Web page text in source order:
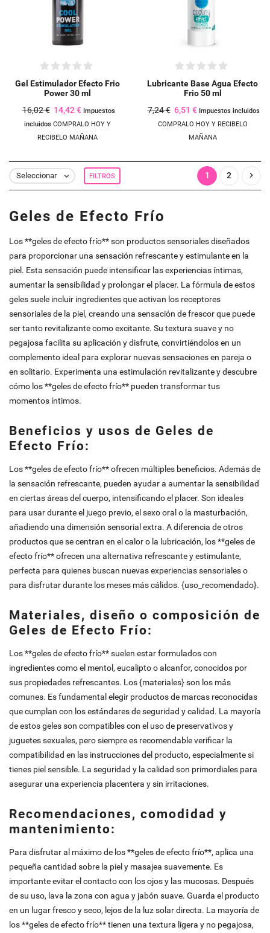
Gel Estimulador Efecto Frio
Power 30 ml
16,02 € 14,42 € Impuestos
incluidos COMPRALO HOY Y
RECIBELO MAÑANA
Lubricante Base Agua Efecto
Frio 50 ml
7,24 € 6,51 € Impuestos incluidos
COMPRALO HOY Y RECIBELO
MAÑANA
Seleccionar  FILTROS 1 2 
Geles de Efecto Frío
Los **geles de efecto frío** son productos sensoriales diseñados
para proporcionar una sensación refrescante y estimulante en la
piel. Esta sensación puede intensificar las experiencias íntimas,
aumentar la sensibilidad y prolongar el placer. La fórmula de estos
geles suele incluir ingredientes que activan los receptores
sensoriales de la piel, creando una sensación de frescor que puede
ser tanto revitalizante como excitante. Su textura suave y no
pegajosa facilita su aplicación y disfrute, convirtiéndolos en un
complemento ideal para explorar nuevas sensaciones en pareja o
en solitario. Experimenta una estimulación revitalizante y descubre
cómo los **geles de efecto frío** pueden transformar tus
momentos íntimos.
Beneficios y usos de Geles de
Efecto Frío:
Los **geles de efecto frío** ofrecen múltiples beneficios. Además de
la sensación refrescante, pueden ayudar a aumentar la sensibilidad
en ciertas áreas del cuerpo, intensificando el placer. Son ideales
para usar durante el juego previo, el sexo oral o la masturbación,
añadiendo una dimensión sensorial extra. A diferencia de otros
productos que se centran en el calor o la lubricación, los **geles de
efecto frío** ofrecen una alternativa refrescante y estimulante,
perfecta para quienes buscan nuevas experiencias sensoriales o
para disfrutar durante los meses más cálidos. {uso_recomendado}.
Materiales, diseño o composición de
Geles de Efecto Frío:
Los **geles de efecto frío** suelen estar formulados con
ingredientes como el mentol, eucalipto o alcanfor, conocidos por
sus propiedades refrescantes. Los {materiales} son los más
comunes. Es fundamental elegir productos de marcas reconocidas
que cumplan con los estándares de seguridad y calidad. La mayoría
de estos geles son compatibles con el uso de preservativos y
juguetes sexuales, pero siempre es recomendable verificar la
compatibilidad en las instrucciones del producto, especialmente si
tienes piel sensible. La seguridad y la calidad son primordiales para
asegurar una experiencia placentera y sin irritaciones.
Recomendaciones, comodidad y
mantenimiento:
Para disfrutar al máximo de los **geles de efecto frío**, aplica una
pequeña cantidad sobre la piel y masajea suavemente. Es
importante evitar el contacto con los ojos y las mucosas. Después
de su uso, lava la zona con agua y jabón suave. Guarda el producto
en un lugar fresco y seco, lejos de la luz solar directa. La mayoría de
los **geles de efecto frío** tienen una textura ligera y no pegajosa,
((confirmMessage))
CREAR LISTA DE DESEOS CANCELAR
Debe iniciar sesión para guardar productos en su lista de deseos.